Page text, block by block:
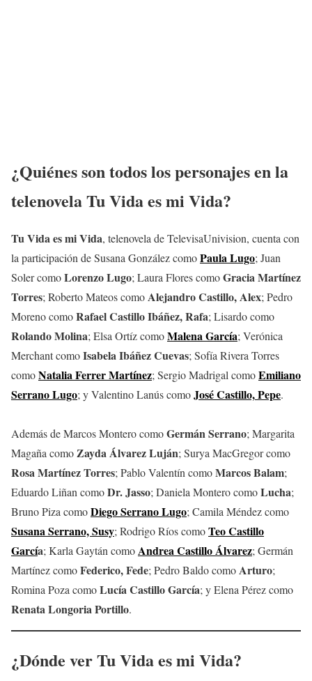
¿Quiénes son todos los personajes en la
telenovela Tu Vida es mi Vida?
Tu Vida es mi Vida, telenovela de TelevisaUnivision, cuenta con
la participación de Susana González comoPaula Lugo; Juan
Soler comoLorenzo Lugo; Laura Flores comoGracia Martínez
Torres; Roberto Mateos comoAlejandro Castillo, Alex; Pedro
Moreno comoRafael Castillo Ibáñez, Rafa; Lisardo como
Rolando Molina; Elsa Ortíz comoMalena García; Verónica
Merchant comoIsabela Ibáñez Cuevas; Sofía Rivera Torres
comoNatalia Ferrer Martínez; Sergio Madrigal comoEmiliano
Serrano Lugo; y Valentino Lanús comoJosé Castillo,Pepe.
Además de Marcos Montero comoGermán Serrano; Margarita
Magaña comoZayda Álvarez Luján; Surya MacGregor como
Rosa Martínez Torres; Pablo Valentín comoMarcos Balam;
Eduardo Liñan comoDr. Jasso; Daniela Montero comoLucha;
Bruno Piza comoDiego Serrano Lugo; Camila Méndez como
Susana Serrano, Susy; Rodrigo Ríos comoTeo Castillo
García; Karla Gaytán comoAndrea Castillo Álvarez; Germán
Martínez comoFederico, Fede; Pedro Baldo comoArturo;
Romina Poza comoLucía Castillo García; y Elena Pérez como
Renata Longoria Portillo.
¿Dónde ver Tu Vida es mi Vida?